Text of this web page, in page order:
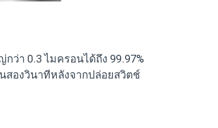
า 0.3 ไมครอนได้ถึง 99.97%
สองวินาทีหลังจากปล่อยสวิตช์